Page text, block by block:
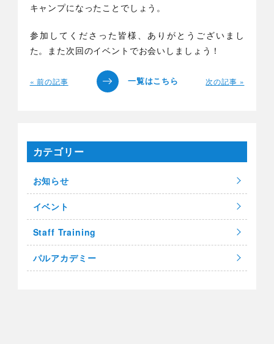
キャンプになったことでしょう。
参加してくださった皆様、ありがとうございまし
た。また次回のイベントでお会いしましょう！
« 前の記事 次の記事 »
カテゴリー
お知らせ
イベント
Staff Training
パルアカデミー